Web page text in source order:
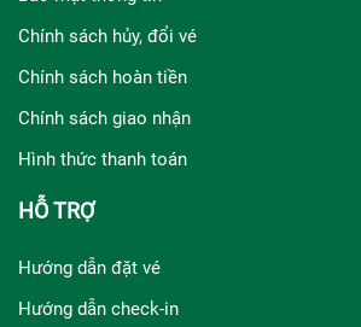
Chính sách hủy, đổi vé
Chính sách hoàn tiền
Chính sách giao nhận
Hình thức thanh toán
HỖ TRỢ
Hướng dẫn đặt vé
Hướng dẫn check-in